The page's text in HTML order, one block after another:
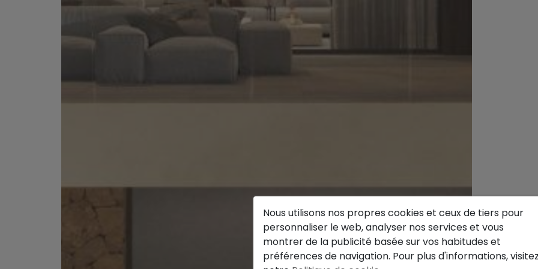
Nous utilisons nos propres cookies et ceux de tiers pour
personnaliser le web, analyser nos services et vous
montrer de la publicité basée sur vos habitudes et
préférences de navigation. Pour plus d'informations,